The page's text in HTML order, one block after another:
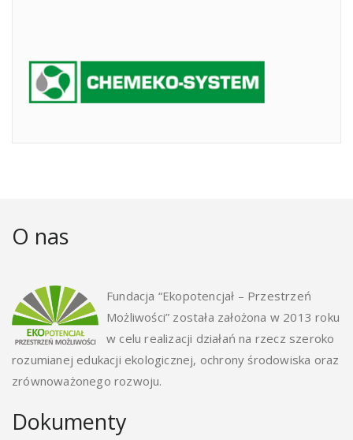
O nas
Fundacja “Ekopotencjał – Przestrzeń
Możliwości” została założona w 2013 roku
w celu realizacji działań na rzecz szeroko
rozumianej edukacji ekologicznej, ochrony środowiska oraz
zrównoważonego rozwoju.
Dokumenty